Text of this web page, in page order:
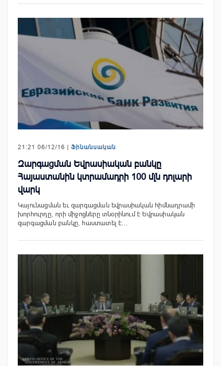
21:21 06/12/16 | Ֆինանսական
Զարգացման Եվրասիական բանկը
Հայաստանին կտրամադրի 100 մլն դոլարի
վարկ
Կայունացման եւ զարգացման եվրասիական հիմնադրամի
խորհուրդը, որի միջոցները տնօրինում է Եվրասիական
զարգացման բանկը, հաստատել է…